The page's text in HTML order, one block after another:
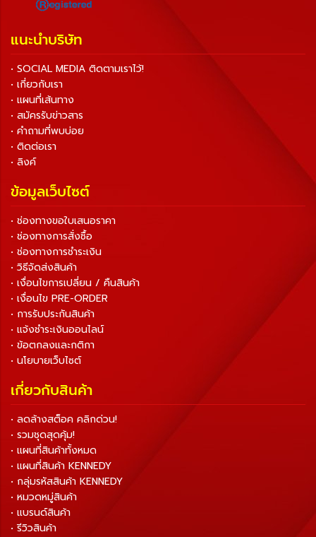
แนะนำบริษัท
• SOCIAL MEDIA ติดตามเราไว้!
• เกี่ยวกับเรา
• แผนที่เส้นทาง
• สมัครรับข่าวสาร
• คำถามที่พบบ่อย
• ติดต่อเรา
• ลิงค์
ข้อมูลเว็บไซต์
• ช่องทางขอใบเสนอราคา
• ช่องทางการสั่งซื้อ
• ช่องทางการชำระเงิน
• วิธีจัดส่งสินค้า
• เงื่อนไขการเปลี่ยน / คืนสินค้า
• เงื่อนไข PRE-ORDER
• การรับประกันสินค้า
• แจ้งชำระเงินออนไลน์
• ข้อตกลงและกติกา
• นโยบายเว็บไซต์
เกี่ยวกับสินค้า
• ลดล้างสต็อค คลิกด่วน!
• รวมชุดสุดคุ้ม!
• แผนที่สินค้าทั้งหมด
• แผนที่สินค้า KENNEDY
• กลุ่มรหัสสินค้า KENNEDY
• หมวดหมู่สินค้า
• แบรนด์สินค้า
• รีวิวสินค้า